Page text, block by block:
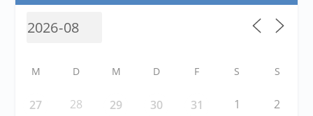
M D M D F S S
27 28 29 30 31 1 2